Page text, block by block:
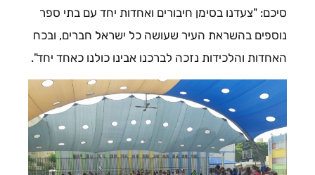
סיכם: "צעדנו בסימן חיבורים ואחדות יחד עם בתי ספר
נוספים בהשראת העיר שעושה כל ישראל חברים, ובכח
האחדות והלכידות נזכה לברכנו אבינו כולנו כאחד יחד".